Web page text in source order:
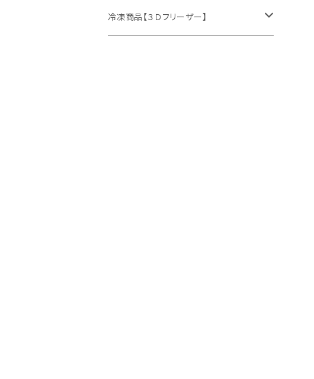
マダラ
刺身セット
鮮魚セット
冷凍商品【３Ｄフリーザー】